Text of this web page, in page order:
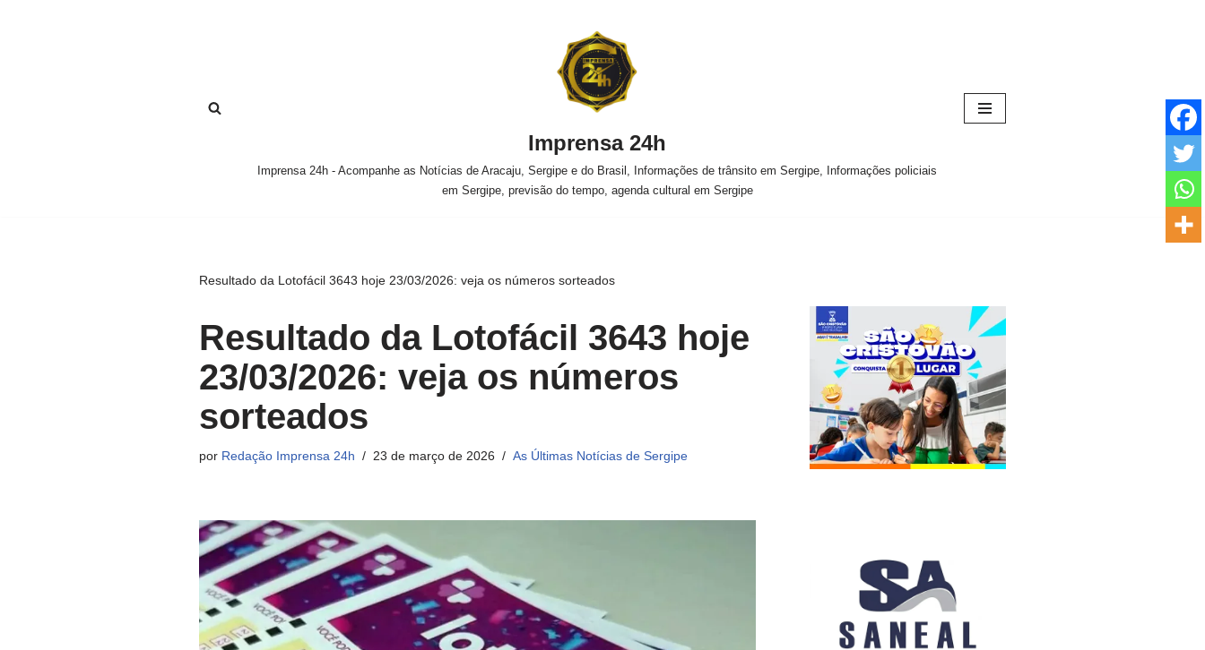
Imprensa 24h
Imprensa 24h - Acompanhe as Notícias de Aracaju, Sergipe e do Brasil, Informações de trânsito em Sergipe, Informações policiais
em Sergipe, previsão do tempo, agenda cultural em Sergipe
Resultado da Lotofácil 3643 hoje 23/03/2026: veja os números sorteados
Resultado da Lotofácil 3643 hoje
23/03/2026: veja os números
sorteados
por Redação Imprensa 24h 23 de março de 2026 As Últimas Notícias de Sergipe